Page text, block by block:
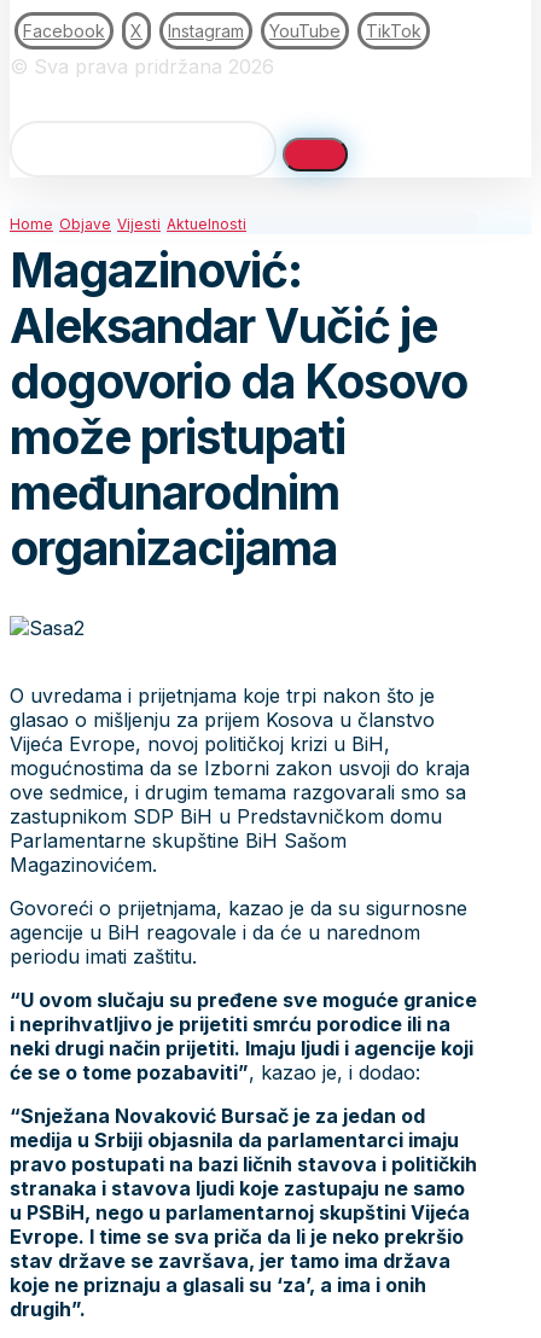
Facebook X Instagram YouTube TikTok
© Sva prava pridržana 2026
Home Objave Vijesti Aktuelnosti
Magazinović:
Aleksandar Vučić je
dogovorio da Kosovo
može pristupati
međunarodnim
organizacijama
O uvredama i prijetnjama koje trpi nakon što je
glasao o mišljenju za prijem Kosova u članstvo
Vijeća Evrope, novoj političkoj krizi u BiH,
mogućnostima da se Izborni zakon usvoji do kraja
ove sedmice, i drugim temama razgovarali smo sa
zastupnikom SDP BiH u Predstavničkom domu
Parlamentarne skupštine BiH Sašom
Magazinovićem.
Govoreći o prijetnjama, kazao je da su sigurnosne
agencije u BiH reagovale i da će u narednom
periodu imati zaštitu.
“U ovom slučaju su pređene sve moguće granice
i neprihvatljivo je prijetiti smrću porodice ili na
neki drugi način prijetiti. Imaju ljudi i agencije koji
će se o tome pozabaviti”, kazao je, i dodao:
“Snježana Novaković Bursač je za jedan od
medija u Srbiji objasnila da parlamentarci imaju
pravo postupati na bazi ličnih stavova i političkih
stranaka i stavova ljudi koje zastupaju ne samo
u PSBiH, nego u parlamentarnoj skupštini Vijeća
Evrope. I time se sva priča da li je neko prekršio
stav države se završava, jer tamo ima država
koje ne priznaju a glasali su ‘za’, a ima i onih
drugih”.